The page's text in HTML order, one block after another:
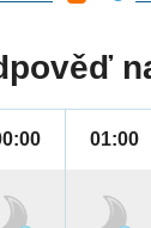
01:00